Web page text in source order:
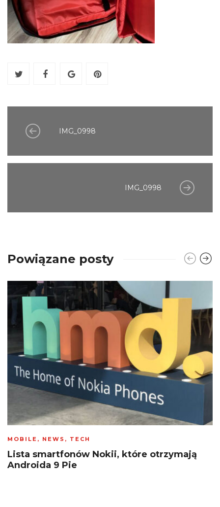
IMG_0998
IMG_0998
Powiązane posty
MOBILE , NEWS , TECH
Lista smartfonów Nokii, które otrzymają
Androida 9 Pie